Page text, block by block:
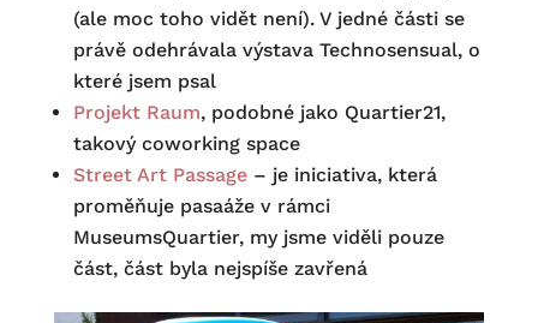
(ale moc toho vidět není). V jedné části se
právě odehrávala výstava Technosensual, o
které jsem psal
Projekt Raum, podobné jako Quartier21,
takový coworking space
Street Art Passage– je iniciativa, která
proměňuje pasaáže v rámci
MuseumsQuartier, my jsme viděli pouze
část, část byla nejspíše zavřená